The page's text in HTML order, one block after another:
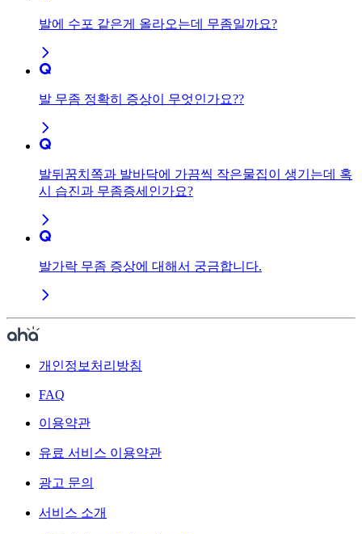
발에 수포 같은게 올라오는데 무좀일까요?
발 무좀 정확히 증상이 무엇인가요??
발뒤꿈치쪽과 발바닥에 가끔씩 작은물집이 생기는데 혹
시 습진과 무좀증세인가요?
발가락 무좀 증상에 대해서 궁금합니다.
개인정보처리방침
FAQ
이용약관
유료 서비스 이용약관
광고 문의
서비스 소개